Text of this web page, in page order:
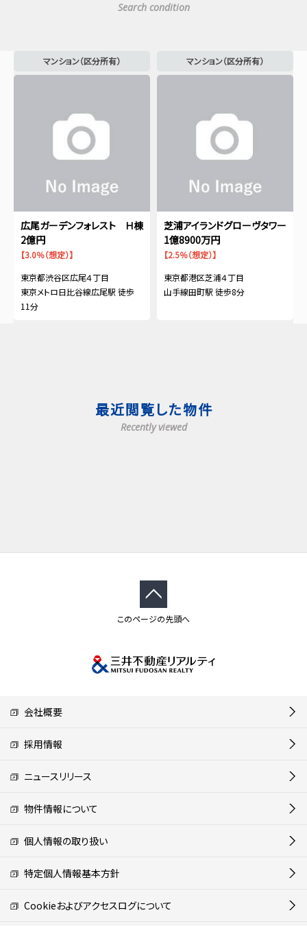
Search condition
マンション（区分所有）
広尾ガーデンフォレスト Ｈ棟
2億円
【3.0％（想定）】
東京都渋谷区広尾４丁目
東京メトロ日比谷線広尾駅 徒歩
11分
マンション（区分所有）
芝浦アイランドグローヴタワー
1億8900万円
【2.5％（想定）】
東京都港区芝浦４丁目
山手線田町駅 徒歩8分
最近閲覧した物件
Recently viewed
このページの先頭へ
会社概要
採用情報
ニュースリリース
物件情報について
個人情報の取り扱い
特定個人情報基本方針
Cookieおよびアクセスログについて